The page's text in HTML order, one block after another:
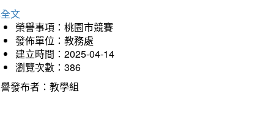
文
榮譽事項：桃園市競賽
發佈單位：教務處
建立時間：2025-04-14
瀏覽次數：386
發布者：教學組